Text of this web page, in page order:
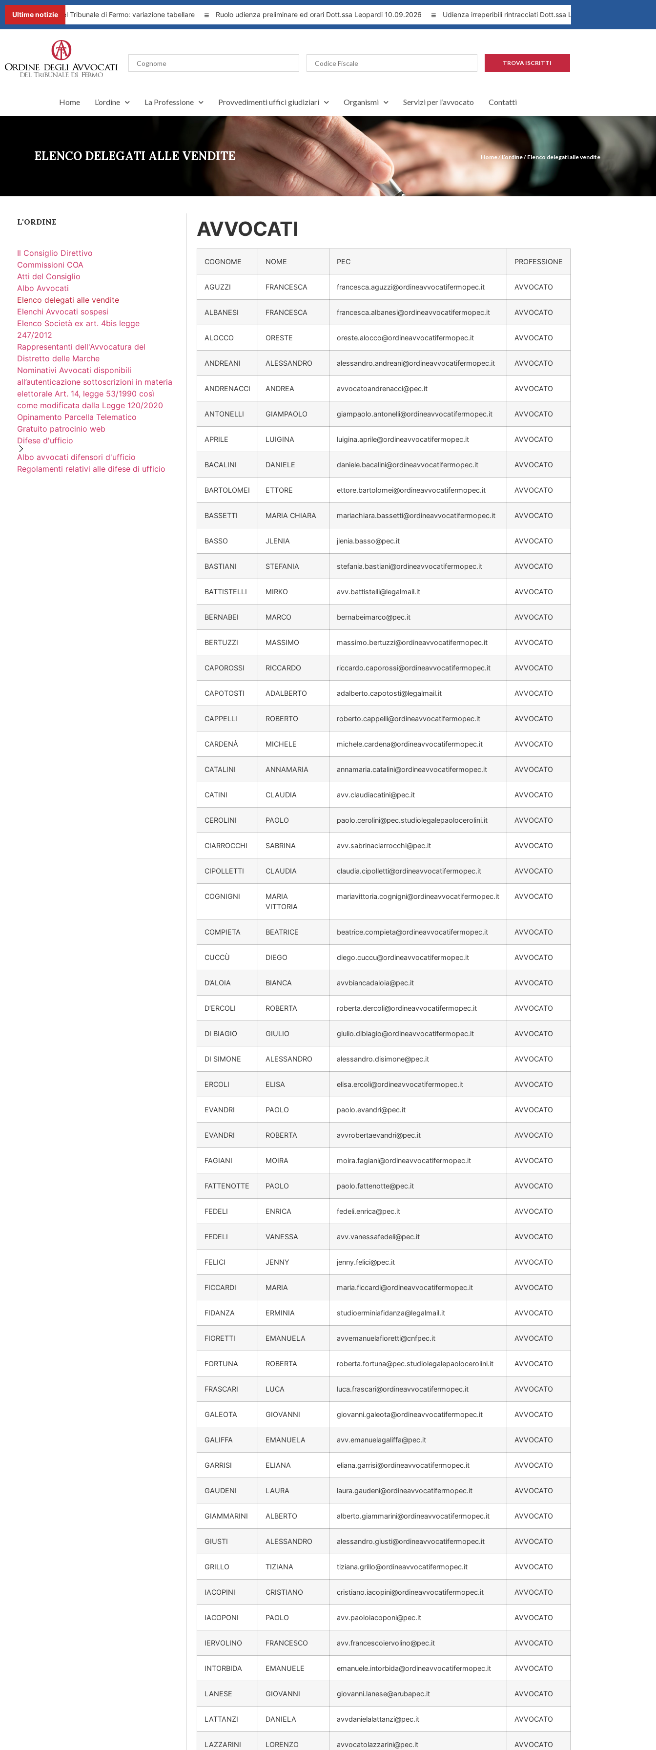
Ultime notiziedel Tribunale di Fermo: variazione tabellare Ruolo udienza preliminare ed orari Dott.ssa Leopardi 10.09.2026 Udienza irreperibili rintracciati Dott.ssa Leopardi 1.09.2026
TROVA ISCRITTI
Home L’ordine La Professione Provvedimenti uffici giudiziari Organismi Servizi per l’avvocato Contatti
ELENCO DELEGATI ALLE VENDITE Home/L’ordine/ Elenco delegati alle vendite
L'ORDINE
Il Consiglio Direttivo
Commissioni COA
Atti del Consiglio
Albo Avvocati
Elenco delegati alle vendite
Elenchi Avvocati sospesi
Elenco Società ex art. 4bis legge
247/2012
Rappresentanti dell'Avvocatura del
Distretto delle Marche
Nominativi Avvocati disponibili
all’autenticazione sottoscrizioni in materia
elettorale Art. 14, legge 53/1990 così
come modificata dalla Legge 120/2020
Opinamento Parcella Telematico
Gratuito patrocinio web
Difese d'ufficio
Albo avvocati difensori d'ufficio
Regolamenti relativi alle difese di ufficio
AVVOCATI
COGNOME NOME PEC PROFESSIONE
AGUZZI FRANCESCA francesca.aguzzi@ordineavvocatifermopec.it AVVOCATO
ALBANESI FRANCESCA francesca.albanesi@ordineavvocatifermopec.it AVVOCATO
ALOCCO ORESTE oreste.alocco@ordineavvocatifermopec.it AVVOCATO
ANDREANI ALESSANDRO alessandro.andreani@ordineavvocatifermopec.it AVVOCATO
ANDRENACCI ANDREA avvocatoandrenacci@pec.it AVVOCATO
ANTONELLI GIAMPAOLO giampaolo.antonelli@ordineavvocatifermopec.it AVVOCATO
APRILE LUIGINA luigina.aprile@ordineavvocatifermopec.it AVVOCATO
BACALINI DANIELE daniele.bacalini@ordineavvocatifermopec.it AVVOCATO
BARTOLOMEI ETTORE ettore.bartolomei@ordineavvocatifermopec.it AVVOCATO
BASSETTI MARIA CHIARA mariachiara.bassetti@ordineavvocatifermopec.it AVVOCATO
BASSO JLENIA jlenia.basso@pec.it AVVOCATO
BASTIANI STEFANIA stefania.bastiani@ordineavvocatifermopec.it AVVOCATO
BATTISTELLI MIRKO avv.battistelli@legalmail.it AVVOCATO
BERNABEI MARCO bernabeimarco@pec.it AVVOCATO
BERTUZZI MASSIMO massimo.bertuzzi@ordineavvocatifermopec.it AVVOCATO
CAPOROSSI RICCARDO riccardo.caporossi@ordineavvocatifermopec.it AVVOCATO
CAPOTOSTI ADALBERTO adalberto.capotosti@legalmail.it AVVOCATO
CAPPELLI ROBERTO roberto.cappelli@ordineavvocatifermopec.it AVVOCATO
CARDENÀ MICHELE michele.cardena@ordineavvocatifermopec.it AVVOCATO
CATALINI ANNAMARIA annamaria.catalini@ordineavvocatifermopec.it AVVOCATO
CATINI CLAUDIA avv.claudiacatini@pec.it AVVOCATO
CEROLINI PAOLO paolo.cerolini@pec.studiolegalepaolocerolini.it AVVOCATO
CIARROCCHI SABRINA avv.sabrinaciarrocchi@pec.it AVVOCATO
CIPOLLETTI CLAUDIA claudia.cipolletti@ordineavvocatifermopec.it AVVOCATO
COGNIGNI
MARIA
VITTORIA
mariavittoria.cognigni@ordineavvocatifermopec.it AVVOCATO
COMPIETA BEATRICE beatrice.compieta@ordineavvocatifermopec.it AVVOCATO
CUCCÙ DIEGO diego.cuccu@ordineavvocatifermopec.it AVVOCATO
D’ALOIA BIANCA avvbiancadaloia@pec.it AVVOCATO
D’ERCOLI ROBERTA roberta.dercoli@ordineavvocatifermopec.it AVVOCATO
DI BIAGIO GIULIO giulio.dibiagio@ordineavvocatifermopec.it AVVOCATO
DI SIMONE ALESSANDRO alessandro.disimone@pec.it AVVOCATO
ERCOLI ELISA elisa.ercoli@ordineavvocatifermopec.it AVVOCATO
EVANDRI PAOLO paolo.evandri@pec.it AVVOCATO
EVANDRI ROBERTA avvrobertaevandri@pec.it AVVOCATO
FAGIANI MOIRA moira.fagiani@ordineavvocatifermopec.it AVVOCATO
FATTENOTTE PAOLO paolo.fattenotte@pec.it AVVOCATO
FEDELI ENRICA fedeli.enrica@pec.it AVVOCATO
FEDELI VANESSA avv.vanessafedeli@pec.it AVVOCATO
FELICI JENNY jenny.felici@pec.it AVVOCATO
FICCARDI MARIA maria.ficcardi@ordineavvocatifermopec.it AVVOCATO
FIDANZA ERMINIA studioerminiafidanza@legalmail.it AVVOCATO
FIORETTI EMANUELA avvemanuelafioretti@cnfpec.it AVVOCATO
FORTUNA ROBERTA roberta.fortuna@pec.studiolegalepaolocerolini.it AVVOCATO
FRASCARI LUCA luca.frascari@ordineavvocatifermopec.it AVVOCATO
GALEOTA GIOVANNI giovanni.galeota@ordineavvocatifermopec.it AVVOCATO
GALIFFA EMANUELA avv.emanuelagaliffa@pec.it AVVOCATO
GARRISI ELIANA eliana.garrisi@ordineavvocatifermopec.it AVVOCATO
GAUDENI LAURA laura.gaudeni@ordineavvocatifermopec.it AVVOCATO
GIAMMARINI ALBERTO alberto.giammarini@ordineavvocatifermopec.it AVVOCATO
GIUSTI ALESSANDRO alessandro.giusti@ordineavvocatifermopec.it AVVOCATO
GRILLO TIZIANA tiziana.grillo@ordineavvocatifermopec.it AVVOCATO
IACOPINI CRISTIANO cristiano.iacopini@ordineavvocatifermopec.it AVVOCATO
IACOPONI PAOLO avv.paoloiacoponi@pec.it AVVOCATO
IERVOLINO FRANCESCO avv.francescoiervolino@pec.it AVVOCATO
INTORBIDA EMANUELE emanuele.intorbida@ordineavvocatifermopec.it AVVOCATO
LANESE GIOVANNI giovanni.lanese@arubapec.it AVVOCATO
LATTANZI DANIELA avvdanielalattanzi@pec.it AVVOCATO
LAZZARINI LORENZO avvocatolazzarini@pec.it AVVOCATO